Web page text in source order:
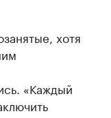
хотя
«Каждый